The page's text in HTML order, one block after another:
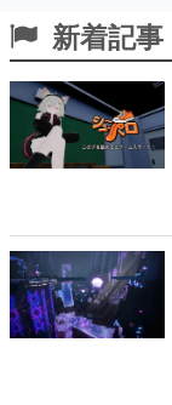
新着記事